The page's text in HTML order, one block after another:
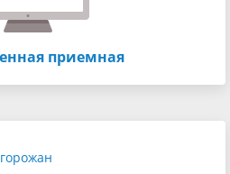
приемная